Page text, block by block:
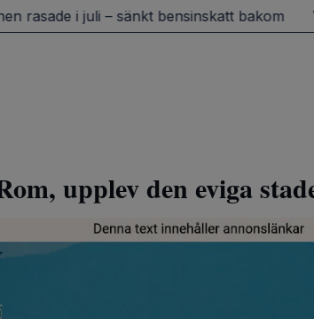
i juli – sänkt bensinskatt bakom
upplev den eviga